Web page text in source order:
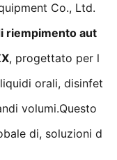
Co., Ltd.
riempimento aut
, progettato per l
orali, disinfet
volumi.Questo
di, soluzioni d